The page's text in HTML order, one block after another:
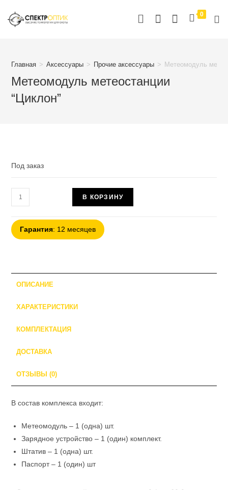
0
Главная > Аксессуары > Прочие аксессуары > Метеомодуль
Метеомодуль метеостанции
“Циклон”
Под заказ
Количество
товара
Метеомодуль
метеостанции
В КОРЗИНУ
Гарантия: 12 месяцев
ОПИСАНИЕ
ХАРАКТЕРИСТИКИ
КОМПЛЕКТАЦИЯ
ДОСТАВКА
ОТЗЫВЫ (0)
В состав комплекса входит:
Метеомодуль – 1 (одна) шт.
Зарядное устройство – 1 (один) комплект.
Штатив – 1 (одна) шт.
Паспорт – 1 (один) шт